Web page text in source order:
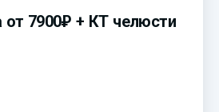
от 7900₽ + КТ челюсти